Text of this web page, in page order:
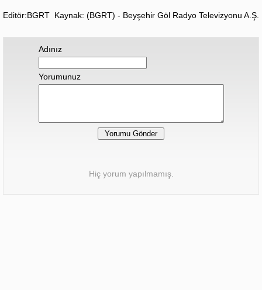
Editör:BGRT Kaynak: (BGRT) - Beyşehir Göl Radyo Televizyonu A.Ş.
Adınız
Yorumunuz
Hiç yorum yapılmamış.